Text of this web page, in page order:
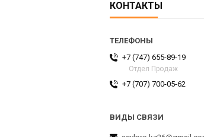
КОНТАКТЫ
+7 (747) 655-89-19
Отдел Продаж
+7 (707) 700-05-62